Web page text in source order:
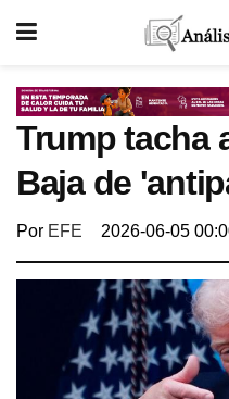
Trump tacha
Baja de
Por EFE 2026-06-05